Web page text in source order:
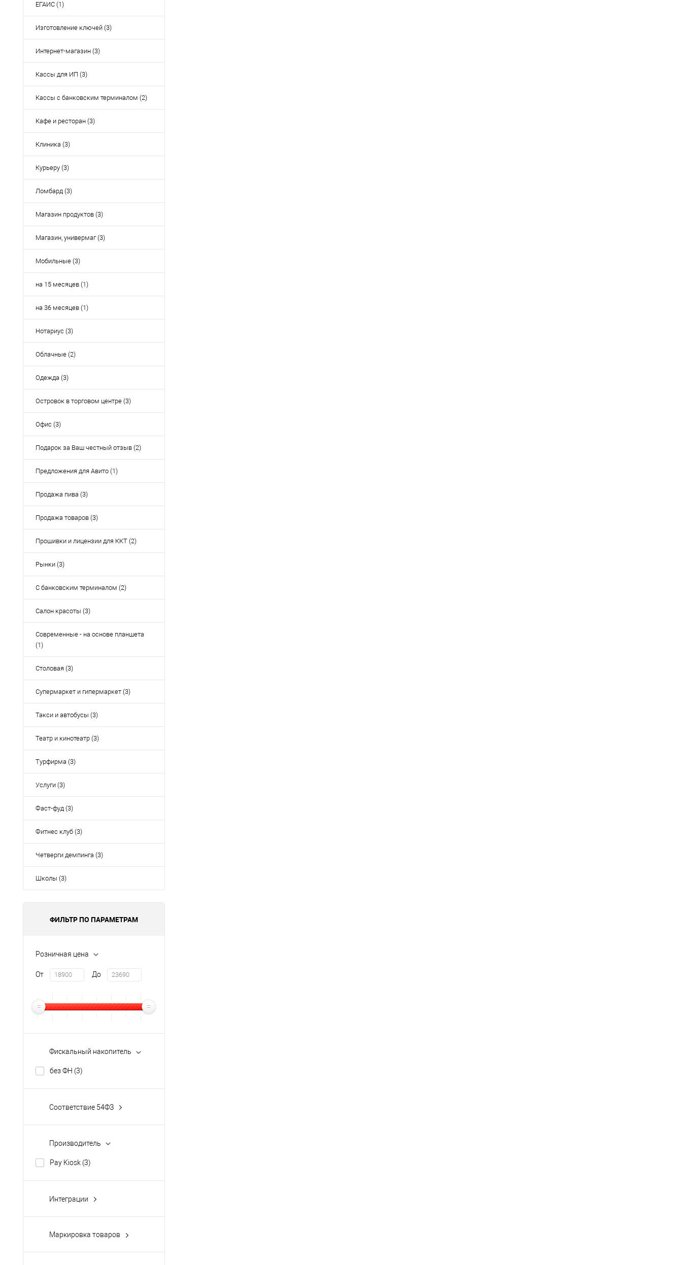
ЕГАИС (1)
Изготовление ключей (3)
Интернет-магазин (3)
Кассы для ИП (3)
Кассы с банковским терминалом (2)
Кафе и ресторан (3)
Клиника (3)
Курьеру (3)
Ломбард (3)
Магазин продуктов (3)
Магазин, универмаг (3)
Мобильные (3)
на 15 месяцев (1)
на 36 месяцев (1)
Нотариус (3)
Облачные (2)
Одежда (3)
Островок в торговом центре (3)
Офис (3)
Подарок за Ваш честный отзыв (2)
Предложения для Авито (1)
Продажа пива (3)
Продажа товаров (3)
Прошивки и лицензии для ККТ (2)
Рынки (3)
С банковским терминалом (2)
Салон красоты (3)
Современные - на основе планшета
(1)
Столовая (3)
Супермаркет и гипермаркет (3)
Такси и автобусы (3)
Театр и кинотеатр (3)
Турфирма (3)
Услуги (3)
Фаст-фуд (3)
Фитнес клуб (3)
Четверги демпинга (3)
Школы (3)
ФИЛЬТР ПО ПАРАМЕТРАМ
Розничная цена
От До
Фискальный накопитель
без ФН (3)
Соответствие 54ФЗ
Производитель
Pay Kiosk (3)
Интеграции
Маркировка товаров